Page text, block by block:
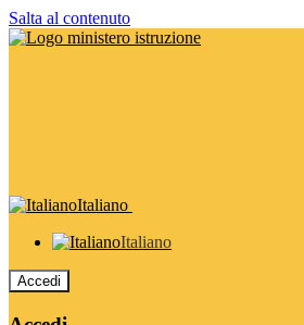
Salta al contenuto
Italiano
Italiano
Accedi